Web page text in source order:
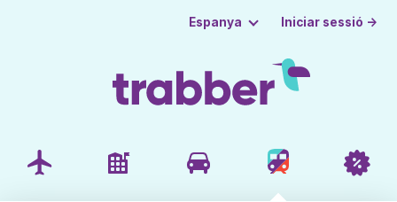
Espanya Iniciar sessió →